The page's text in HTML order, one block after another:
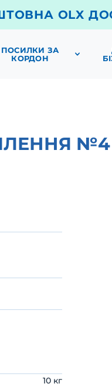
OLX
ПОСИЛКИ ЗА
КОРДОН
№4
10 кг